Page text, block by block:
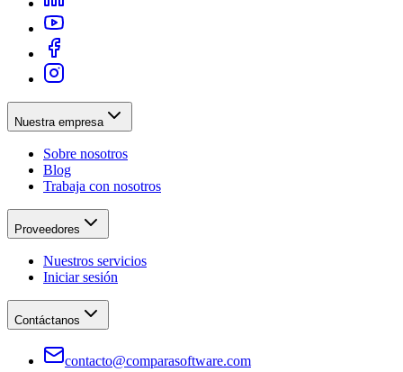
Nuestra empresa
Sobre nosotros
Blog
Trabaja con nosotros
Proveedores
Nuestros servicios
Iniciar sesión
Contáctanos
contacto@comparasoftware.com